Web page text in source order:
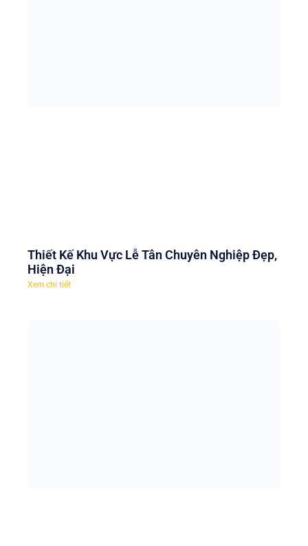
Thiết Kế Khu Vực Lễ Tân Chuyên Nghiệp Đẹp,
Hiện Đại
Xem chi tiết